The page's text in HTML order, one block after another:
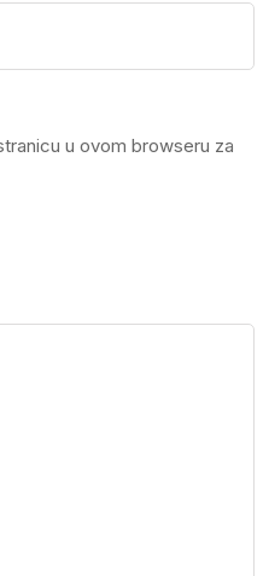
u ovom browseru za